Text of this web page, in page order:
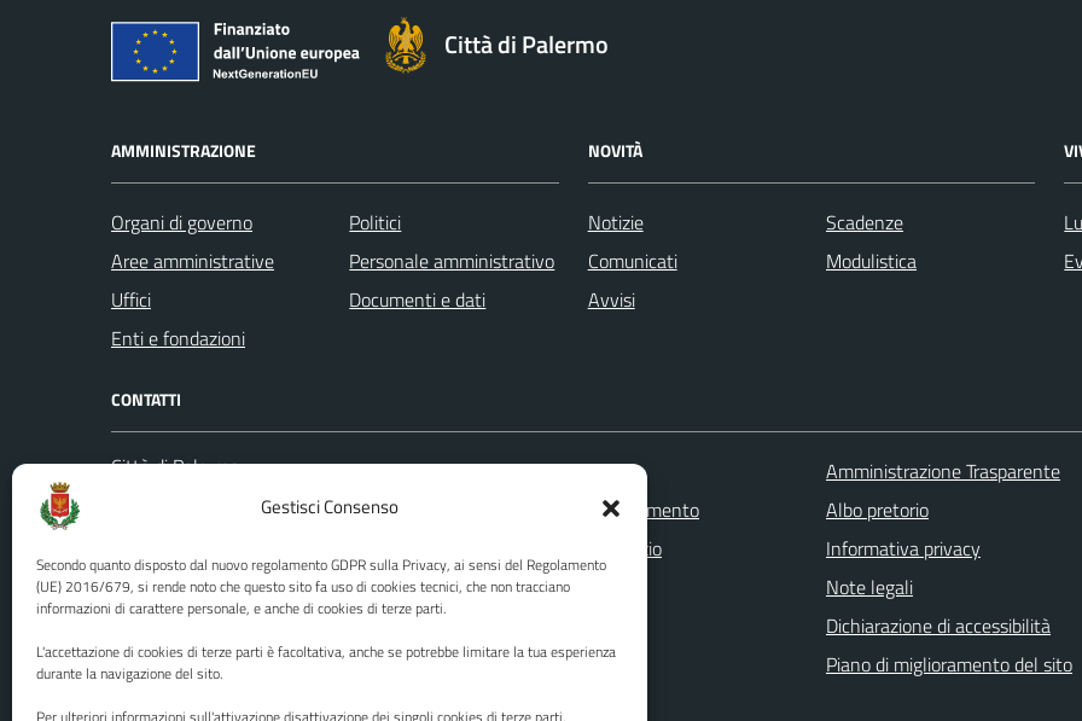
Gestisci Consenso
Secondo quanto disposto dal nuovo regolamento GDPR sulla Privacy, ai sensi del Regolamento
(UE) 2016/679, si rende noto che questo sito fa uso di cookies tecnici, che non tracciano
informazioni di carattere personale, e anche di cookies di terze parti.
L'accettazione di cookies di terze parti è facoltativa, anche se potrebbe limitare la tua esperienza
durante la navigazione del sito.
Città di Palermo
AMMINISTRAZIONE
Organi di governo
Aree amministrative
Uffici
Enti e fondazioni
Politici
Personale amministrativo
Documenti e dati
NOVITÀ
Notizie
Comunicati
Avvisi
Scadenze
Modulistica
CONTATTI
Città di Palermo
Codice fiscale / P. IVA:80016350821
U.O. Ufficio Relazioni con il Pubblico
(URP)
Numero verde: 0917401111
PEC:protocollo@cert.comune.palermo.it
Leggi le FAQ
Prenotazione appuntamento
Segnalazione disservizio
Richiesta assistenza
Amministrazione Trasparente
Albo pretorio
Informativa privacy
Note legali
Dichiarazione di accessibilità
Piano di miglioramento del sito